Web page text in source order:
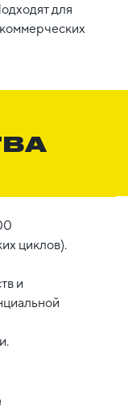
для
циклов).
и